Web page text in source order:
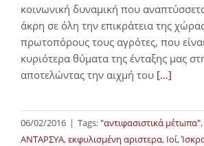
κοινωνική δυναμική που
άκρη σε όλη την επικράτεια της
πρωτοπόρους τους αγρότες, που
κυριότερα θύματα της ένταξης μας
αποτελώντας την αιχμή του [...]
06/02/2016 | Tags:"αντιφασιστικά μέτωπα",
ΑΝΤΑΡΣΥΑ,εκφυλισμένη αριστερα, Ιοί,